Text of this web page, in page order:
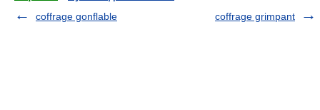
coffrage gonflable
coffrage grimpant